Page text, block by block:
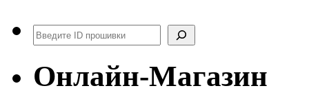
Поиск
Онлайн-Магазин